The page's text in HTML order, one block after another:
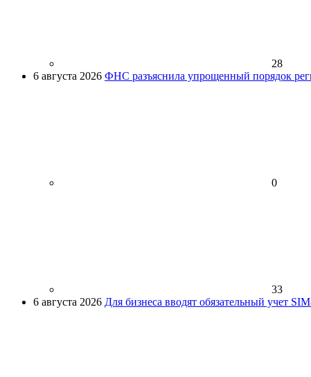
28
6 августа 2026 ФНС разъяснила упрощенный порядок
0
33
6 августа 2026 Для бизнеса вводят обязательный учет